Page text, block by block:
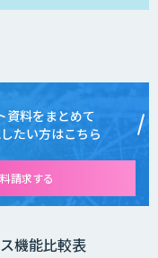
資料をまとめて
たい方はこちら
請求する
機能比較表